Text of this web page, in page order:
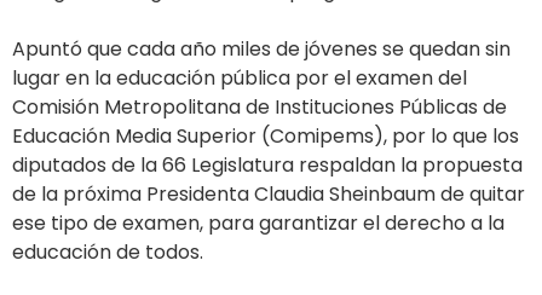
Apuntó que cada año miles de jóvenes se quedan sin
lugar en la educación pública por el examen del
Comisión Metropolitana de Instituciones Públicas de
Educación Media Superior (Comipems), por lo que los
diputados de la 66 Legislatura respaldan la propuesta
de la próxima Presidenta Claudia Sheinbaum de quitar
ese tipo de examen, para garantizar el derecho a la
educación de todos.